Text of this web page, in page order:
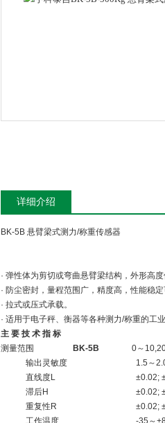
详细介绍
BK-5B 悬臂梁式测力/称重传感器
· 弹性体为剪切或弯曲悬臂梁结构，外形高
· 防尘密封，量程范围广，精度高，性能稳定
· 拉式或压式承载。
· 适用于电子秤、衡器等各种测力/称重的工
主 要 技 术 指 标
测量范围
BK-5B 0～
输出灵敏度
1.5～
直线度L
±0.02;
滞后H
±0.02;
重复性R
±0.02;
工作温度
-35～